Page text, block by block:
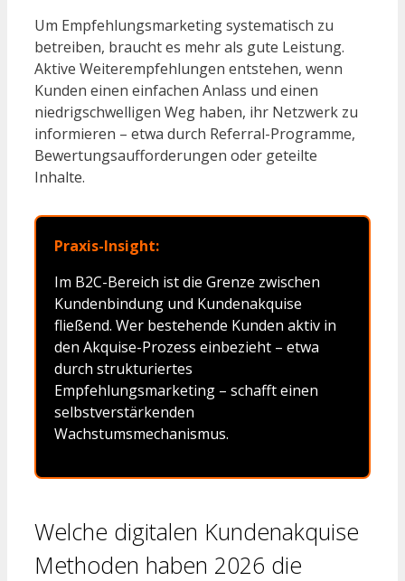
Um Empfehlungsmarketing systematisch zu
betreiben, braucht es mehr als gute Leistung.
Aktive Weiterempfehlungen entstehen, wenn
Kunden einen einfachen Anlass und einen
niedrigschwelligen Weg haben, ihr Netzwerk zu
informieren – etwa durch Referral-Programme,
Bewertungsaufforderungen oder geteilte
Inhalte.
Praxis-Insight:
Im B2C-Bereich ist die Grenze zwischen
Kundenbindung und Kundenakquise
fließend. Wer bestehende Kunden aktiv in
den Akquise-Prozess einbezieht – etwa
durch strukturiertes
Empfehlungsmarketing – schafft einen
selbstverstärkenden
Wachstumsmechanismus.
Welche digitalen Kundenakquise
Methoden haben 2026 die